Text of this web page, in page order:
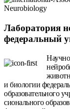
Лаборатория
федеральный
и биологии
образовательного
сионального